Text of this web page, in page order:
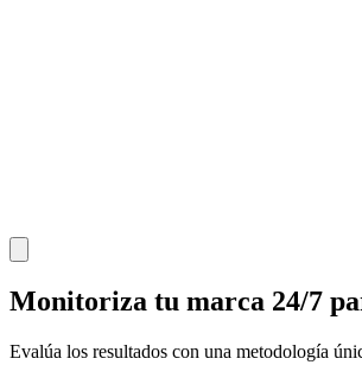
Monitoriza tu marca 24/7
Evalúa los resultados con una metodología